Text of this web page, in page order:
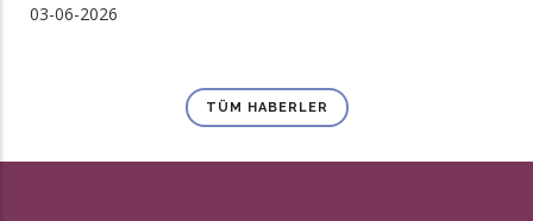
03-06-2026
TÜM HABERLER